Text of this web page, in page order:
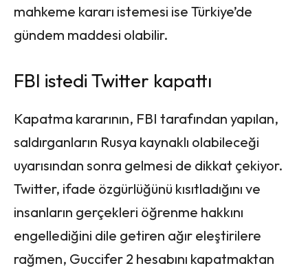
mahkeme kararı istemesi ise Türkiye’de
gündem maddesi olabilir.
FBI istedi Twitter kapattı
Kapatma kararının, FBI tarafından yapılan,
saldırganların Rusya kaynaklı olabileceği
uyarısından sonra gelmesi de dikkat çekiyor.
Twitter, ifade özgürlüğünü kısıtladığını ve
insanların gerçekleri öğrenme hakkını
engellediğini dile getiren ağır eleştirilere
rağmen, Guccifer 2 hesabını kapatmaktan